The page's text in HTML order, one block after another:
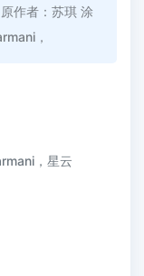
作者：苏琪 涂
，
，星云